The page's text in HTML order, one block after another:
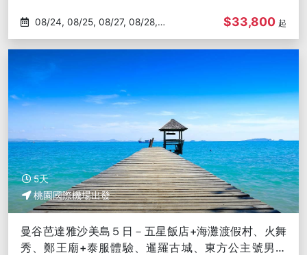
08/29
$33,800 起
5天
桃園國際機場出發
曼谷芭達雅沙美島５日－五星飯店+海灘渡假村、火舞
秀、鄭王廟+泰服體驗、暹羅古城、東方公主號男模